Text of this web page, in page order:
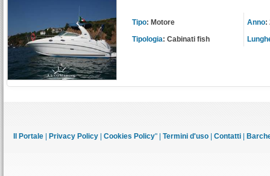
Tipo: Motore
Tipologia: Cabinati fish
Anno:
Il Portale| Privacy Policy| Cookies Policy" | Termini d'uso| Contatti|